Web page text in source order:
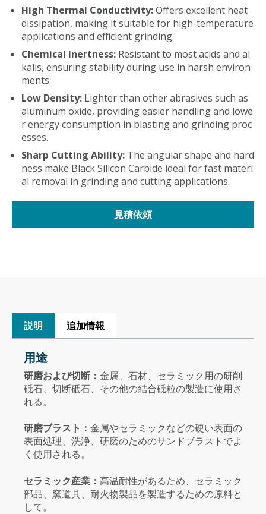
High Thermal Conductivity:Offers excellent heat
dissipation, making it suitable for high-temperature
applications and efficient grinding.
Chemical Inertness: Resistant to most acids and al
kalis, ensuring stability during use in harsh environ
ments.
Low Density: Lighter than other abrasives such as
aluminum oxide, providing easier handling and lowe
r energy consumption in blasting and grinding proc
esses.
Sharp Cutting Ability: The angular shape and hard
ness make Black Silicon Carbide ideal for fast materi
al removal in grinding and cutting applications.
見積依頼
説明 追加情報
用途
研磨および切断： 金属、石材、セラミック用の研削
砥石、切断砥石、その他の結合砥粒の製造に使用さ
れる。
研磨ブラスト： 金属やセラミックなどの硬い表面の
表面処理、洗浄、研磨のためのサンドブラストでよ
く使用される。
セラミック産業： 高温耐性があるため、セラミック
部品、窯道具、耐火物製品を製造するための原料と
して。